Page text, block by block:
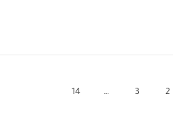
2
3
…
14